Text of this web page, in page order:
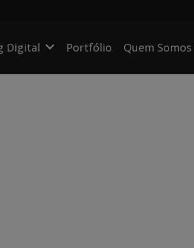
Digital Portfólio Quem Somos